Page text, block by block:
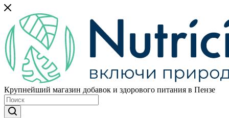
Крупнейший магазин добавок и здорового питания в Пензе